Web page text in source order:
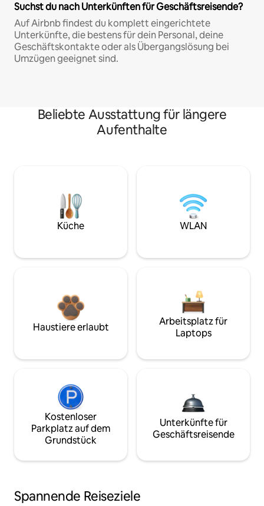
Suchst du nach Unterkünften für Geschäftsreisende?
Auf Airbnb findest du komplett eingerichtete
Unterkünfte, die bestens für dein Personal, deine
Geschäftskontakte oder als Übergangslösung bei
Umzügen geeignet sind.
Beliebte Ausstattung für längere
Aufenthalte
Küche WLAN
Haustiere erlaubt
Arbeitsplatz für
Laptops
Kostenloser
Parkplatz auf dem
Grundstück
Unterkünfte für
Geschäftsreisende
Spannende Reiseziele